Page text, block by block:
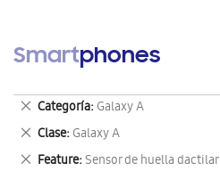
Smartphones
Categoría Galaxy A
Eliminar
este
artículo
Clase Galaxy A
Eliminar
este
Feature Sensor de huella dactilar
Eliminar